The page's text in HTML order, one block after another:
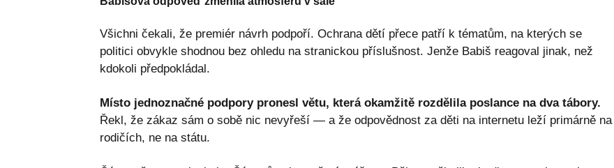
Všichni čekali, že premiér návrh podpoří. Ochrana dětí přece patří k tématům, na kterých se
politici obvykle shodnou bez ohledu na stranickou příslušnost. Jenže Babiš reagoval jinak, než
kdokoli předpokládal.
Místo jednoznačné podpory pronesl větu, která okamžitě rozdělila poslance na dva tábory.
Řekl, že zákaz sám o sobě nic nevyřeší — a že odpovědnost za děti na internetu leží primárně na
rodičích, ne na státu.